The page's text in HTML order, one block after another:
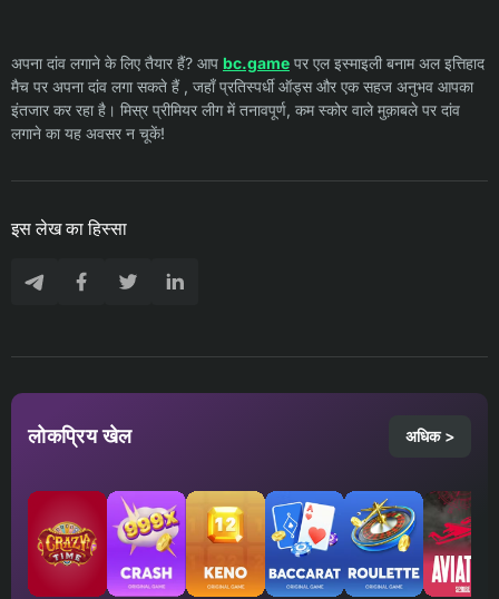
अपना दांव लगाने के लिए तैयार हैं? आप bc.game पर एल इस्माइली बनाम अल इत्तिहाद
मैच पर अपना दांव लगा सकते हैं , जहाँ प्रतिस्पर्धी ऑड्स और एक सहज अनुभव आपका
इंतजार कर रहा है। मिस्र प्रीमियर लीग में तनावपूर्ण, कम स्कोर वाले मुक़ाबले पर दांव
लगाने का यह अवसर न चूकें!
इस लेख का हिस्सा
लोकप्रिय खेल अधिक >